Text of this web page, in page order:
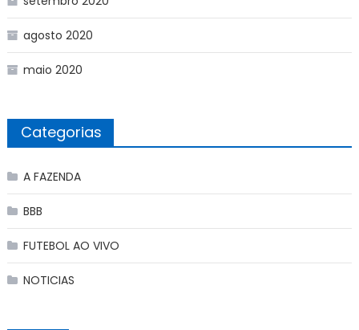
agosto 2020
maio 2020
Categorias
A FAZENDA
BBB
FUTEBOL AO VIVO
NOTICIAS